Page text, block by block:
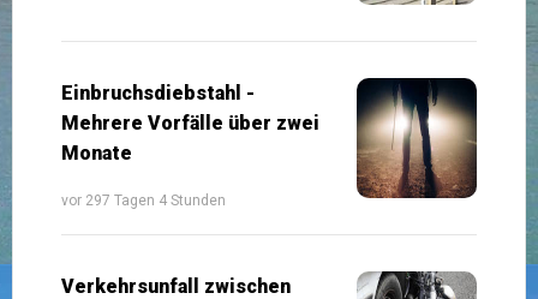
Einbruchsdiebstahl -
Mehrere Vorfälle über zwei
Monate
vor 297 Tagen 4 Stunden
Verkehrsunfall zwischen